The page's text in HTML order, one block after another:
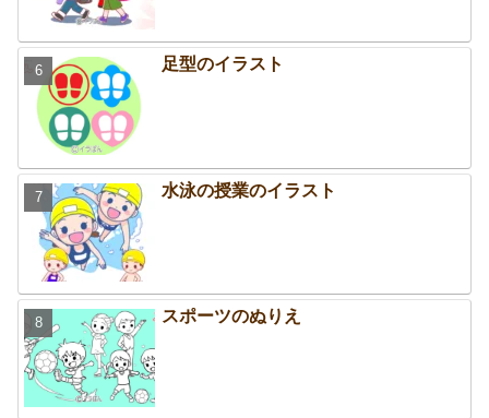
足型のイラスト
水泳の授業のイラスト
スポーツのぬりえ